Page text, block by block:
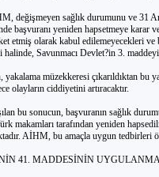
değişmeyen sağlık durumunu ve 31
başvuranı yeniden hapsetmeye
etmiş olarak kabul edilemeyecekleri ve
halinde, Savunmacı Devlet?in 3.
yakalama müzekkeresi çıkarıldıktan bu
olayların ciddiyetini artıracaktır.
bu sonucun, başvuranın sağlık
makamları tarafından yeniden
AİHM, bu amaçla uygun tedbirleri
41. MADDESİNİN